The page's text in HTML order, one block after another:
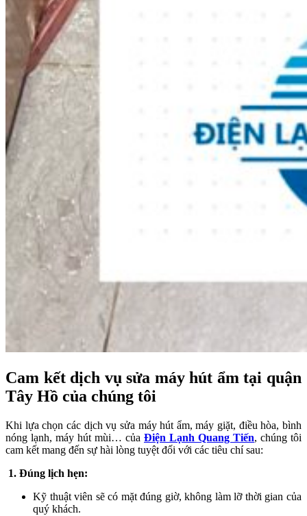
Cam kết dịch vụ sửa máy hút ẩm tại quận
Tây Hồ của chúng tôi
Khi lựa chọn các dịch vụ sửa máy hút ẩm, máy giặt, điều hòa, bình
nóng lạnh, máy hút mùi… của Điện Lạnh Quang Tiến, chúng tôi
cam kết mang đến sự hài lòng tuyệt đối với các tiêu chí sau:
1. Đúng lịch hẹn:
Kỹ thuật viên sẽ có mặt đúng giờ, không làm lỡ thời gian của
quý khách.